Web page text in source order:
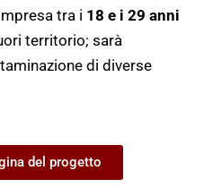
tra i 18 e i 29 anni
territorio; sarà
di diverse
del progetto